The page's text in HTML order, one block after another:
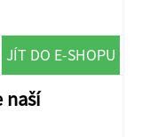
JÍT DO E-SHOPU
naší